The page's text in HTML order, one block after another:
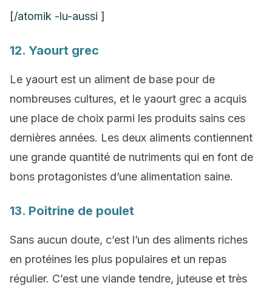
[/atomik -lu-aussi ]
12. Yaourt grec
Le yaourt est un aliment de base pour de
nombreuses cultures, et le yaourt grec a acquis
une place de choix parmi les produits sains ces
dernières années. Les deux aliments contiennent
une grande quantité de nutriments qui en font de
bons protagonistes d’une alimentation saine.
13. Poitrine de poulet
Sans aucun doute, c’est l’un des aliments riches
en protéines les plus populaires et un repas
régulier. C’est une viande tendre, juteuse et très